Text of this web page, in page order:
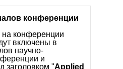
профессор, Школа
и экономики,
бизнеса и
конференции
конференции
включены в
научно-
и
заголовком "Applied